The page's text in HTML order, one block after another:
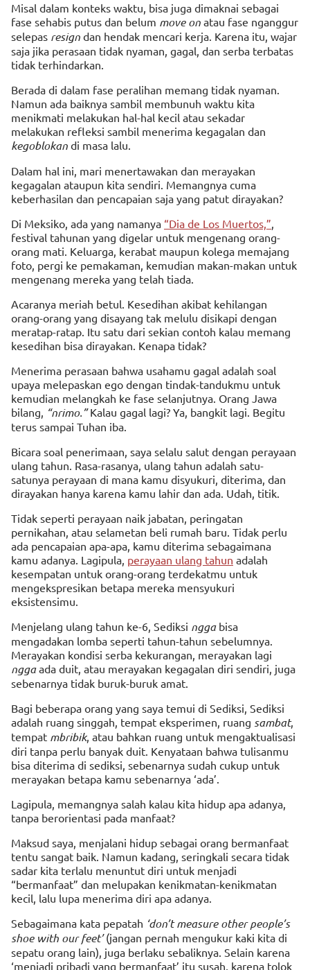
Misal dalam konteks waktu, bisa juga dimaknai sebagai
fase sehabis putus dan belum move on atau fase nganggur
selepas resign dan hendak mencari kerja. Karena itu, wajar
saja jika perasaan tidak nyaman, gagal, dan serba terbatas
tidak terhindarkan.
Berada di dalam fase peralihan memang tidak nyaman.
Namun ada baiknya sambil membunuh waktu kita
menikmati melakukan hal-hal kecil atau sekadar
melakukan refleksi sambil menerima kegagalan dan
kegoblokan di masa lalu.
Dalam hal ini, mari menertawakan dan merayakan
kegagalan ataupun kita sendiri. Memangnya cuma
keberhasilan dan pencapaian saja yang patut dirayakan?
Di Meksiko, ada yang namanya “Dia de Los Muertos,”,
festival tahunan yang digelar untuk mengenang orang-
orang mati. Keluarga, kerabat maupun kolega memajang
foto, pergi ke pemakaman, kemudian makan-makan untuk
mengenang mereka yang telah tiada.
Acaranya meriah betul. Kesedihan akibat kehilangan
orang-orang yang disayang tak melulu disikapi dengan
meratap-ratap. Itu satu dari sekian contoh kalau memang
kesedihan bisa dirayakan. Kenapa tidak?
Menerima perasaan bahwa usahamu gagal adalah soal
upaya melepaskan ego dengan tindak-tandukmu untuk
kemudian melangkah ke fase selanjutnya. Orang Jawa
bilang, “nrimo.”Kalau gagal lagi? Ya, bangkit lagi. Begitu
terus sampai Tuhan iba.
Bicara soal penerimaan, saya selalu salut dengan perayaan
ulang tahun. Rasa-rasanya, ulang tahun adalah satu-
satunya perayaan di mana kamu disyukuri, diterima, dan
dirayakan hanya karena kamu lahir dan ada. Udah, titik.
Tidak seperti perayaan naik jabatan, peringatan
pernikahan, atau selametan beli rumah baru. Tidak perlu
ada pencapaian apa-apa, kamu diterima sebagaimana
kamu adanya. Lagipula, perayaan ulang tahun adalah
kesempatan untuk orang-orang terdekatmu untuk
mengekspresikan betapa mereka mensyukuri
eksistensimu.
Menjelang ulang tahun ke-6, Sediksi nggabisa
mengadakan lomba seperti tahun-tahun sebelumnya.
Merayakan kondisi serba kekurangan, merayakan lagi
nggaada duit, atau merayakan kegagalan diri sendiri, juga
sebenarnya tidak buruk-buruk amat.
Bagi beberapa orang yang saya temui di Sediksi, Sediksi
adalah ruang singgah, tempat eksperimen, ruang sambat,
tempat mbribik, atau bahkan ruang untuk mengaktualisasi
diri tanpa perlu banyak duit. Kenyataan bahwa tulisanmu
bisa diterima di sediksi, sebenarnya sudah cukup untuk
merayakan betapa kamu sebenarnya ‘ada’.
Lagipula, memangnya salah kalau kita hidup apa adanya,
tanpa berorientasi pada manfaat?
Maksud saya, menjalani hidup sebagai orang bermanfaat
tentu sangat baik. Namun kadang, seringkali secara tidak
sadar kita terlalu menuntut diri untuk menjadi
“bermanfaat” dan melupakan kenikmatan-kenikmatan
kecil, lalu lupa menerima diri apa adanya.
Sebagaimana kata pepatah ‘don’t measure other people’s
shoe with our feet’(jangan pernah mengukur kaki kita di
sepatu orang lain), juga berlaku sebaliknya. Selain karena
‘menjadi pribadi yang bermanfaat’ itu susah, karena tolok